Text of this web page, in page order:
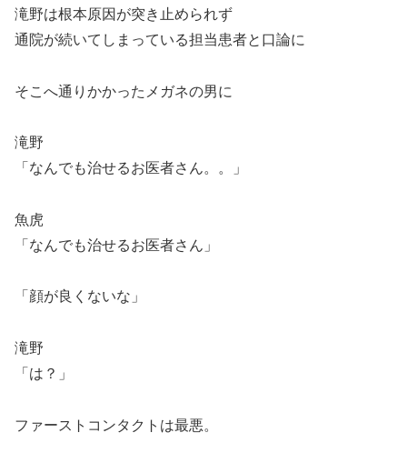
滝野は根本原因が突き止められず
通院が続いてしまっている担当患者と口論に
そこへ通りかかったメガネの男に
滝野
「なんでも治せるお医者さん。。」
魚虎
「なんでも治せるお医者さん」
「顔が良くないな」
滝野
「は？」
ファーストコンタクトは最悪。